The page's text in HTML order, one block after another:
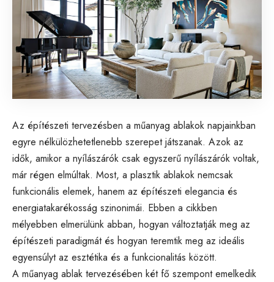
Az építészeti tervezésben a műanyag ablakok napjainkban
egyre nélkülözhetetlenebb szerepet játszanak. Azok az
idők, amikor a nyílászárók csak egyszerű nyílászárók voltak,
már régen elmúltak. Most, a plasztik ablakok nemcsak
funkcionális elemek, hanem az építészeti elegancia és
energiatakarékosság szinonimái. Ebben a cikkben
mélyebben elmerülünk abban, hogyan változtatják meg az
építészeti paradigmát és hogyan teremtik meg az ideális
egyensúlyt az esztétika és a funkcionalitás között.
A műanyag ablak tervezésében két fő szempont emelkedik